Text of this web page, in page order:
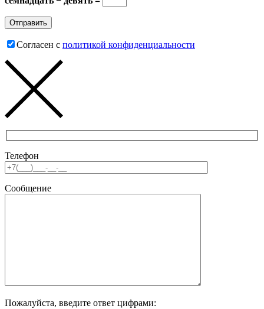
Согласен с политикой конфиденциальности
Телефон
Сообщение
Пожалуйста, введите ответ цифрами: